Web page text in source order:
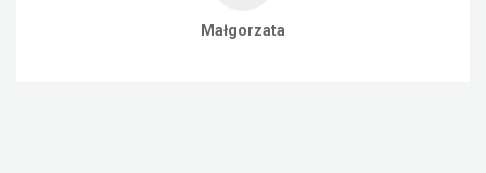
Małgorzata